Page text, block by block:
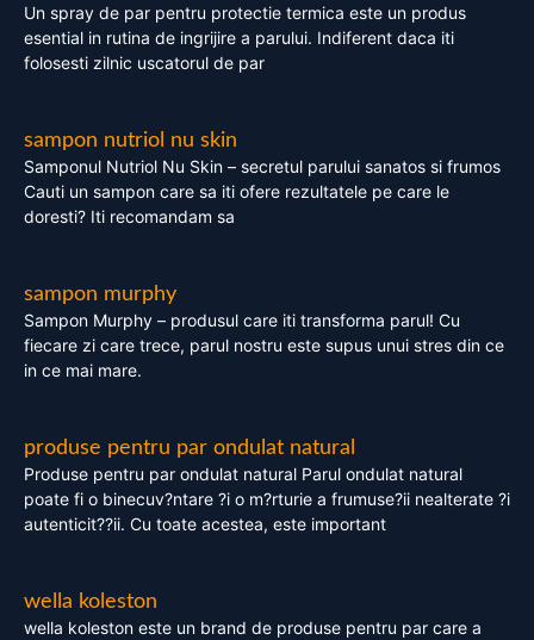
Un spray de par pentru protectie termica este un produs
esential in rutina de ingrijire a parului. Indiferent daca iti
folosesti zilnic uscatorul de par
sampon nutriol nu skin
Samponul Nutriol Nu Skin – secretul parului sanatos si frumos
Cauti un sampon care sa iti ofere rezultatele pe care le
doresti? Iti recomandam sa
sampon murphy
Sampon Murphy – produsul care iti transforma parul! Cu
fiecare zi care trece, parul nostru este supus unui stres din ce
in ce mai mare.
produse pentru par ondulat natural
Produse pentru par ondulat natural Parul ondulat natural
poate fi o binecuv?ntare ?i o m?rturie a frumuse?ii nealterate ?i
autenticit??ii. Cu toate acestea, este important
wella koleston
wella koleston este un brand de produse pentru par care a